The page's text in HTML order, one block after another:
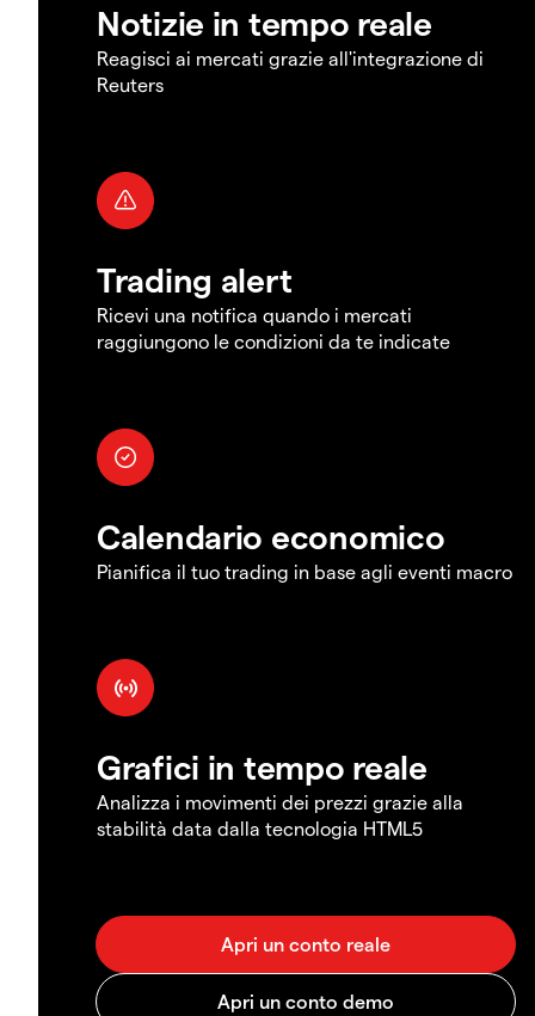
Notizie in tempo reale
Reagisci ai mercati grazie all'integrazione di
Reuters
Trading alert
Ricevi una notifica quando i mercati
raggiungono le condizioni da te indicate
Calendario economico
Pianifica il tuo trading in base agli eventi macro
Grafici in tempo reale
Analizza i movimenti dei prezzi grazie alla
stabilità data dalla tecnologia HTML5